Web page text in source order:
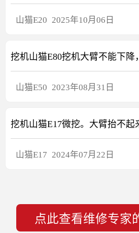
点此查看维修专家
山猫E20 2025年10月06日
山猫E50 2023年08月31日
山猫E17 2024年07月22日